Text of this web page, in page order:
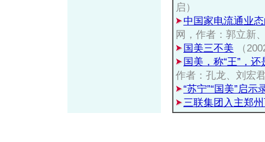
启）
中国家电流通业
网，作者：郭立新
国美三不美
（
国美，称“王”，
作者：孔龙、刘宏
“苏宁”“国美”启示
三联集团入主郑